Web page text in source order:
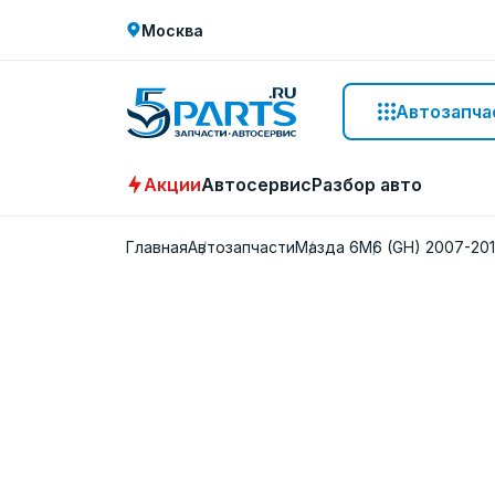
Москва
АкцииАвтосервисРазбор авто
ГлавнаяАвтозапчастиМазда 6M6 (GH) 2007-